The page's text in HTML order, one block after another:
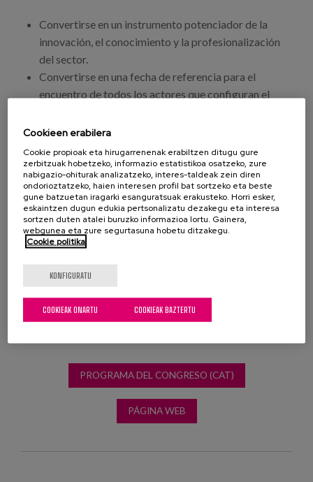
Convertirse en un instrumento potenciador de la
innovación, el conocimiento y la profesionalización
del sector.
Convertirse en una fecha de referencia para el
encuentro de todos los actores que configuran el
Aglutinar los diversos agentes de los servicios
sociales para crear sinergias y cohesionar el
conocimiento en servicios sociales generado por
académicos, investigadores y profesionales.
Mayte Sancho, directora de Planificación de Matia
Fundazioa, participara como ponenete en una mesa
dedicada a la prevención y atención integrada en el
PROGRAMA DEL CONGRESO (CAT)
PÁGINA WEB
Cookieen erabilera
Cookie propioak eta hirugarrenenak erabiltzen ditugu gure
zerbitzuak hobetzeko, informazio estatistikoa osatzeko, zure
nabigazio-ohiturak analizatzeko, interes-taldeak zein diren
ondorioztatzeko, haien interesen profil bat sortzeko eta beste
gune batzuetan iragarki esanguratsuak erakusteko. Horri esker,
eskaintzen dugun edukia pertsonalizatu dezakegu eta interesa
sortzen duten atalei buruzko informazioa lortu. Gainera,
webgunea eta zure segurtasuna hobetu ditzakegu.
Cookie politika
KONFIGURATU
COOKIEAK BAZTERTU
COOKIEAK ONARTU